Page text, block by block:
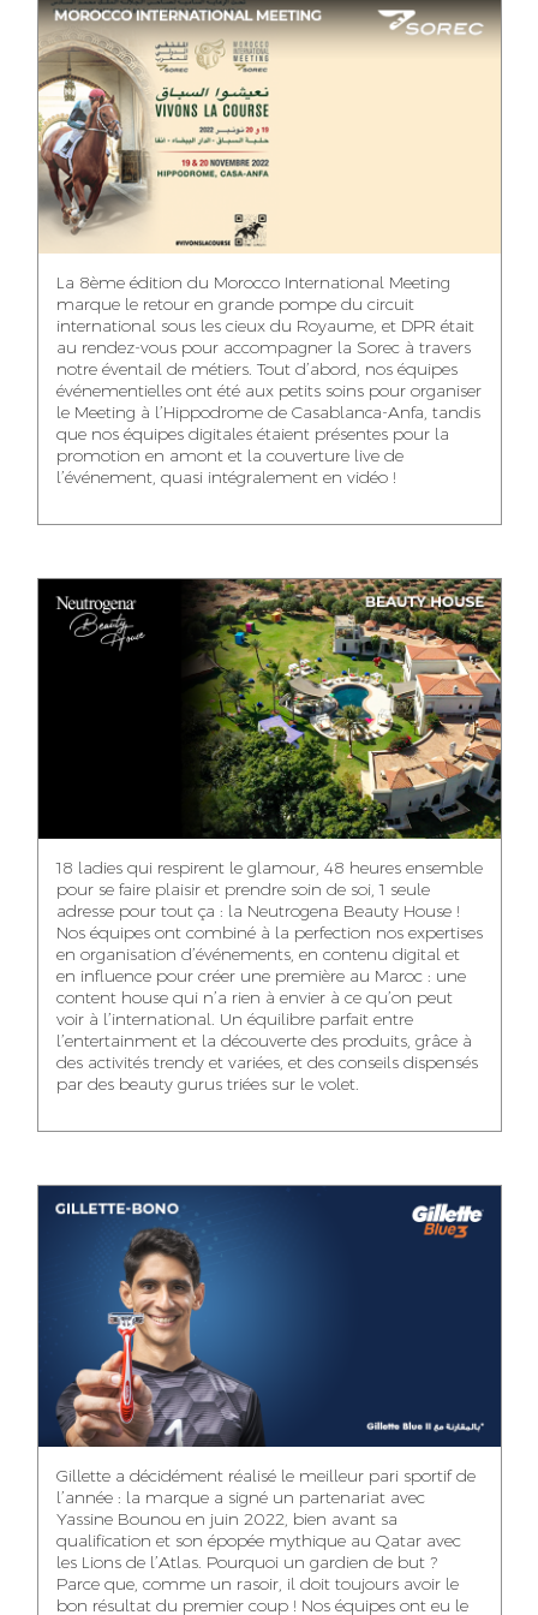
ASMAA MAZZI
ACCOUNT
DIRECTOR
TAHA EL BEIDORI
ART DIRECTOR
FINANCIAL
MANAGER
ACCOUNT
MANAGER
BOUDAR
ART DIRECTOR
FATIMA ZAHRA
DEBBAGH
ACCOUNT
MOHAMED
HARRATIA
DIGITAL MANAGER
NABILA SAMOUN
MEDIA ANALYST
GHITA EL ARABI
EZZAKI SALMA
ACCOUNT
MANAGER
ANASS ELRHAZI
EDITORIAL
MANAGER AND
CONTENT
YAHYA LOULIDI
MEDIA RELATIONS
MANAGER
NIAMA EL YOSSRI
DIGITAL MANAGER
WA-IL ZRYOUIL
PUBLIC RELATIONS
CONSULTANT
NOUREDDINE
SAMADI
ART DIRECTOR
MOHAMED
LEHMOUM
ART DIRECTOR
MEHDI ZERRAD
MANAGER
CHAIMAA
BOUZIANE
DIGITAL MANAGER
IDMOUSSA SAFAA
PUBLIC RELATIONS
CONSULTANT
NOUHAILA DIKER
IMANE LACHGUER
ACCOUNT
EXECUTIVE
DOUNIA SADOUK
ACCOUNTANT
OUSSAMA
BENHAMOU
GRAPHIC
DESIGNER
La 8ème édition du Morocco International Meeting
marque le retour en grande pompe du circuit
international sous les cieux du Royaume, et DPR était
au rendez-vous pour accompagner la Sorec à travers
notre éventail de métiers. Tout d’abord, nos équipes
événementielles ont été aux petits soins pour organiser
le Meeting à l’Hippodrome de Casablanca-Anfa, tandis
que nos équipes digitales étaient présentes pour la
promotion en amont et la couverture live de
l’événement, quasi intégralement en vidéo !
18 ladies qui respirent le glamour, 48 heures ensemble
pour se faire plaisir et prendre soin de soi, 1 seule
adresse pour tout ça : la Neutrogena Beauty House !
Nos équipes ont combiné à la perfection nos expertises
en organisation d’événements, en contenu digital et
en influence pour créer une première au Maroc : une
content house qui n’a rien à envier à ce qu’on peut
voir à l’international. Un équilibre parfait entre
l’entertainment et la découverte des produits, grâce à
des activités trendy et variées, et des conseils dispensés
par des beauty gurus triées sur le volet.
Gillette a décidément réalisé le meilleur pari sportif de
l’année : la marque a signé un partenariat avec
Yassine Bounou en juin 2022, bien avant sa
qualification et son épopée mythique au Qatar avec
les Lions de l’Atlas. Pourquoi un gardien de but ?
Parce que, comme un rasoir, il doit toujours avoir le
bon résultat du premier coup ! Nos équipes ont eu le